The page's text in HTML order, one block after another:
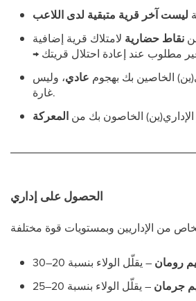
ليست آخر قرية متبقية لدى اللاعب
نقاط حضارية لامتلاك قرية إضافية
الخاصين بك بهجوم عادي، وليس
غارة.
الإداري(ين) الخاصون بك من المعركة
الحصول على إداري
رومان
جرمان